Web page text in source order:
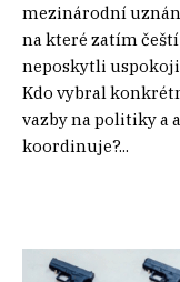
mezinárodní
na které zatím
neposkytli
Kdo vybral
vazby na politiky a
koordinuje?...